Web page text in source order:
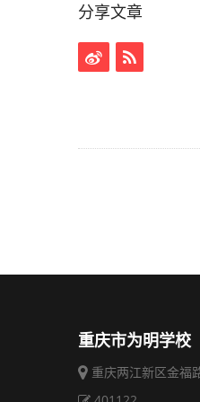
分享文章
重庆市为明学校
重庆两江新区金福